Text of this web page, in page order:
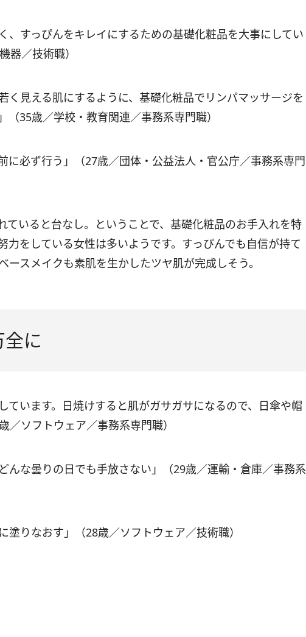
、すっぴんをキレイにするための基礎化粧品を大事にしてい
器／技術職）
く見える肌にするように、基礎化粧品でリンパマッサージを
（35歳／学校・教育関連／事務系専門職）
に必ず行う」（27歳／団体・公益法人・官公庁／事務系専門
ていると台なし。ということで、基礎化粧品のお手入れを特
力をしている女性は多いようです。すっぴんでも自信が持て
ースメイクも素肌を生かしたツヤ肌が完成しそう。
に
ています。日焼けすると肌がガサガサになるので、日傘や帽
／ソフトウェア／事務系専門職）
んな曇りの日でも手放さない」（29歳／運輸・倉庫／事務系
塗りなおす」（28歳／ソフトウェア／技術職）